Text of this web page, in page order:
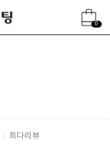
0
최다리뷰